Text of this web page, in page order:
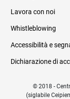
Lavora con noi
Whistleblowing
Accessibilità e
Dichiarazione di
© 2018 -
(siglabile